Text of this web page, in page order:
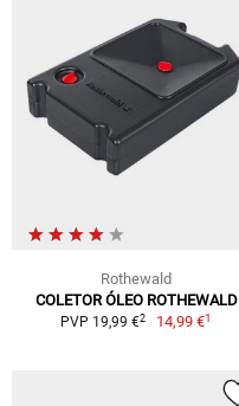
Rothewald
COLETOR ÓLEO ROTHEWALD
PVP 19,99 €2 14,99 €1